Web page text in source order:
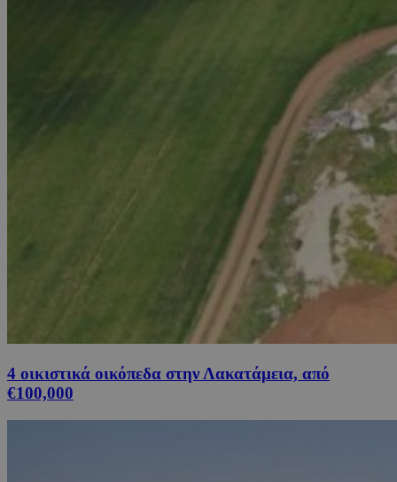
4 οικιστικά οικόπεδα στην Λακατάμεια, από
€100,000